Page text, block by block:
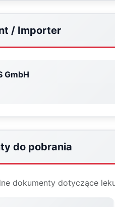
/ Importer
GmbH
do pobrania
dokumenty dotyczące